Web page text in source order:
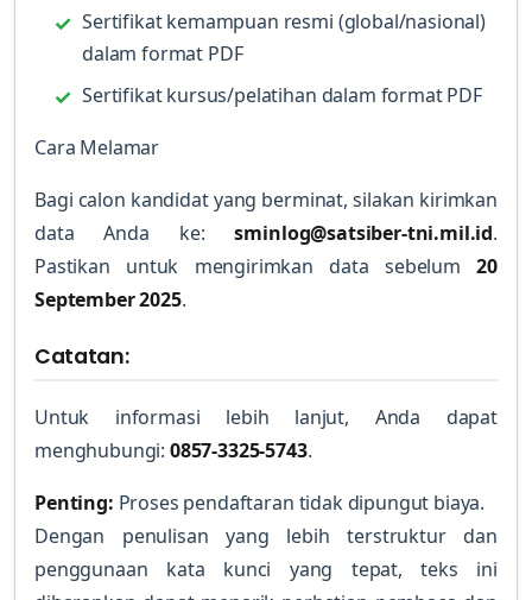
Sertifikat kemampuan resmi (global/nasional)
dalam format PDF
Sertifikat kursus/pelatihan dalam format PDF
Cara Melamar
Bagi calon kandidat yang berminat, silakan kirimkan
data Anda ke:sminlog@satsiber-tni.mil.id.
Pastikan untuk mengirimkan data sebelum20
September 2025.
Catatan:
Untuk informasi lebih lanjut, Anda dapat
menghubungi: 0857-3325-5743.
Penting: Proses pendaftaran tidak dipungut biaya.
Dengan penulisan yang lebih terstruktur dan
penggunaan kata kunci yang tepat, teks ini